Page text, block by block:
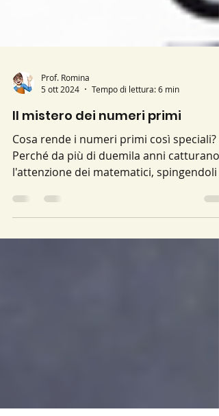
Prof. Romina
5 ott 2024
Tempo di lettura: 6 min
Il mistero dei numeri primi
Cosa rende i numeri primi così speciali?
Perché da più di duemila anni catturano